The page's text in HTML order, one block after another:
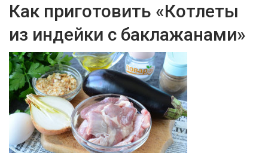
Как приготовить «Котлеты
из индейки с баклажанами»